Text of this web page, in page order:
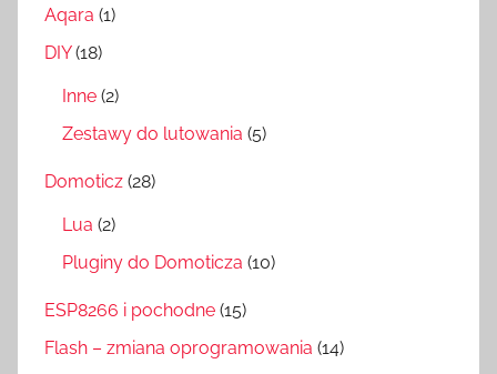
Aqara (1)
DIY(18)
Inne (2)
Zestawy do lutowania (5)
Domoticz (28)
Lua (2)
Pluginy do Domoticza (10)
ESP8266 i pochodne (15)
Flash – zmiana oprogramowania (14)